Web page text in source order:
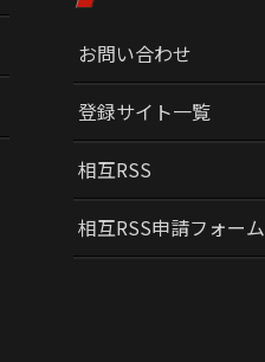
お問い合わせ
登録サイト一覧
相互RSS
相互RSS申請フォーム